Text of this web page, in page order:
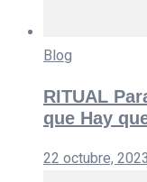
Blog
RITUAL
que Hay
22 octubre, 2023